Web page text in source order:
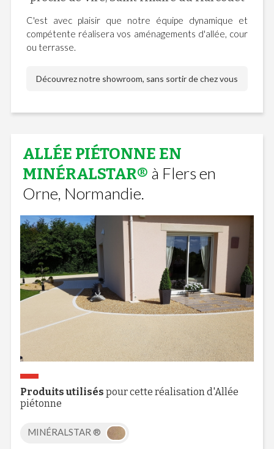
C'est avec plaisir que notre équipe dynamique et
compétente réalisera vos aménagements d'allée, cour
ou terrasse.
Découvrez notre showroom, sans sortir de chez vous
ALLÉE PIÉTONNE EN
MINÉRALSTAR® à Flers en
Orne, Normandie.
Produits utilisés pour cette réalisation d'Allée
piétonne
MINÉRALSTAR ®